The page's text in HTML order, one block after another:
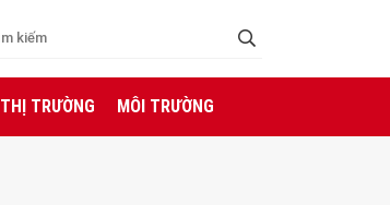
THỊ TRƯỜNG MÔI TRƯỜNG